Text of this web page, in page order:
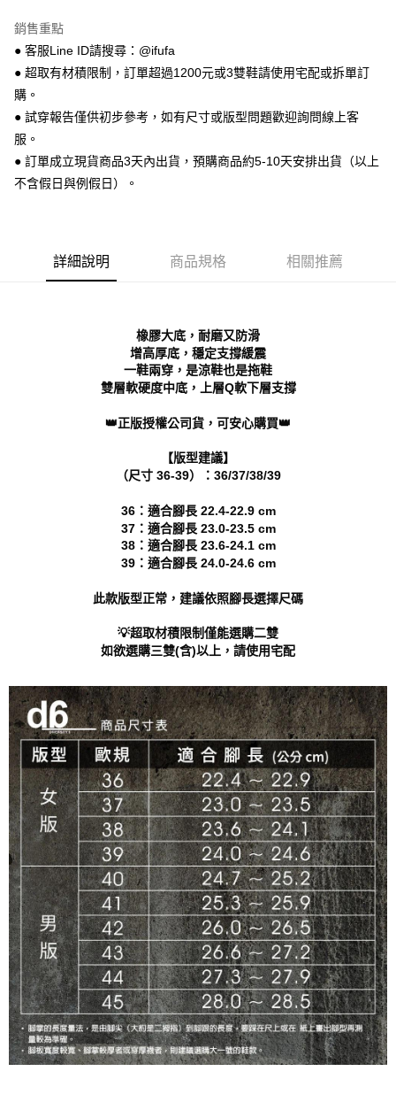
相關說明
【關於「AFTEE先享後付」】
AFTEE先享後付是「在收到商品之後才付款」的支付方式。 讓您購物簡單
１．簡單：不需註冊會員、不需綁卡、不需儲值。
２．便利：只要手機號碼，簡訊認證，即可結帳。
３．安心：先確認商品／服務後，再付款。
【「AFTEE先享後付」結帳流程】
１．於結帳方式選擇「AFTEE先享後付」後，將跳轉至「AFTEE先享後付」
※ 請注意：結帳手續完成當下不需立刻繳費，但若您需要取消訂單，請聯絡
https://netprotections.freshdesk.com/support/home
１．透過由恩沛科技股份有限公司提供之「AFTEE先享後付」服務完成之交
權轉讓予恩沛科技股份有限公司。
３．未成年的使用者請事先徵得法定代理人或監護人之同意方可使用
「AFTEE先享後付」，若未經同意申辦者引起之損失，本公司不負相關責
４．使用「AFTEE先享後付」時，將依據個別帳號之用戶狀況，依本公司即
時審查核予不同之上限額度；若仍有額度不足之情形，本公司將視審查結果
請求用戶進行身份認證。
５．嚴禁一人註冊多個帳號或使用他人資訊註冊。若發現惡意使用之情形，
ATM付款
運送方式
全家 取貨付款
每筆NT$70，滿NT$999(含以上)免運費
付款後 全家取貨
每筆NT$70，滿NT$999(含以上)免運費
每筆NT$90，滿NT$999(含以上)免運費
銷售重點
● 客服Line ID請搜尋：@ifufa
● 超取有材積限制，訂單超過1200元或3雙鞋請使用宅配或拆單訂
購。
● 試穿報告僅供初步參考，如有尺寸或版型問題歡迎詢問線上客
服。
● 訂單成立現貨商品3天內出貨，預購商品約5-10天安排出貨（以上
不含假日與例假日）。
詳細說明 商品規格 相關推薦
橡膠大底，耐磨又防滑
增高厚底，穩定支撐緩震
一鞋兩穿，是涼鞋也是拖鞋
雙層軟硬度中底，上層Q軟下層支撐
👑正版授權公司貨，可安心購買👑
【版型建議】
（尺寸 36-39）：36/37/38/39
36：適合腳長 22.4-22.9 cm
37：適合腳長 23.0-23.5 cm
38：適合腳長 23.6-24.1 cm
39：適合腳長 24.0-24.6 cm
此款版型正常，建議依照腳長選擇尺碼
💡超取材積限制僅能選購二雙
如欲選購三雙(含)以上，請使用宅配